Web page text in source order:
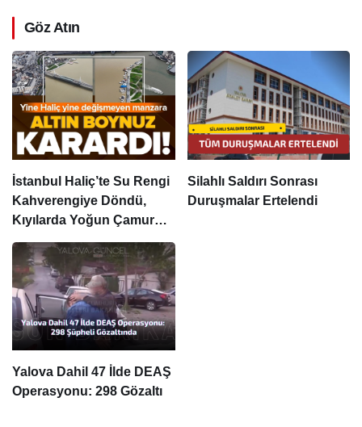
Göz Atın
İstanbul Haliç’te Su Rengi
Kahverengiye Döndü,
Kıyılarda Yoğun Çamur
Görüldü
Silahlı Saldırı Sonrası
Duruşmalar Ertelendi
Yalova Dahil 47 İlde DEAŞ
Operasyonu: 298 Gözaltı